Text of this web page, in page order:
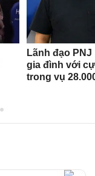
Lãnh đạo
gia đình với
trong vụ